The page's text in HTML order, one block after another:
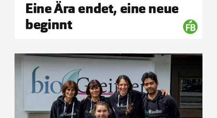
Eine Ära endet, eine neue
beginnt